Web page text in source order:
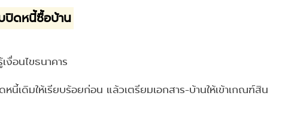
ปิดหนี้ซื้อบ้าน
งื่อนไขธนาคาร
นี้เดิมให้เรียบร้อยก่อน แล้วเตรียมเอกสาร-บ้านให้เข้าเกณฑ์สิน